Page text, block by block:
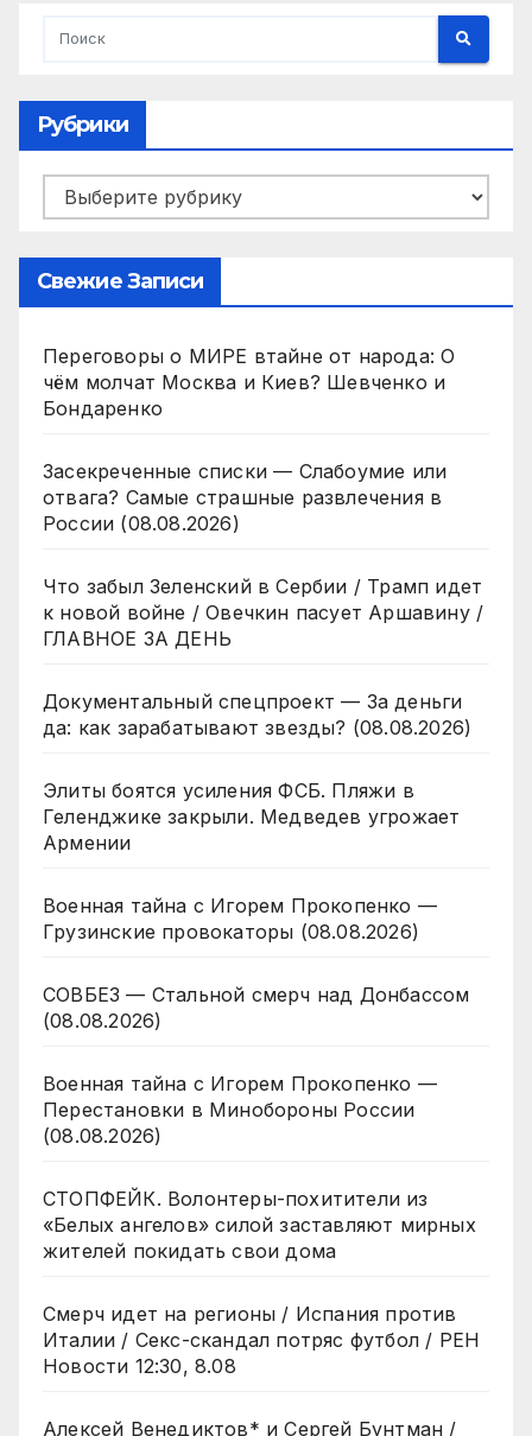
Рубрики
Рубрики
Свежие Записи
Переговоры о МИРЕ втайне от народа: О
чём молчат Москва и Киев? Шевченко и
Бондаренко
Засекреченные списки — Слабоумие или
отвага? Самые страшные развлечения в
России (08.08.2026)
Что забыл Зеленский в Сербии / Трамп идет
к новой войне / Овечкин пасует Аршавину /
ГЛАВНОЕ ЗА ДЕНЬ
Документальный спецпроект — За деньги
да: как зарабатывают звезды? (08.08.2026)
Элиты боятся усиления ФСБ. Пляжи в
Геленджике закрыли. Медведев угрожает
Армении
Военная тайна с Игорем Прокопенко —
Грузинские провокаторы (08.08.2026)
СОВБЕЗ — Стальной смерч над Донбассом
(08.08.2026)
Военная тайна с Игорем Прокопенко —
Перестановки в Минобороны России
(08.08.2026)
СТОПФЕЙК. Волонтеры-похитители из
«Белых ангелов» силой заставляют мирных
жителей покидать свои дома
Смерч идет на регионы / Испания против
Италии / Секс-скандал потряс футбол / РЕН
Новости 12:30, 8.08
Алексей Венедиктов* и Сергей Бунтман /